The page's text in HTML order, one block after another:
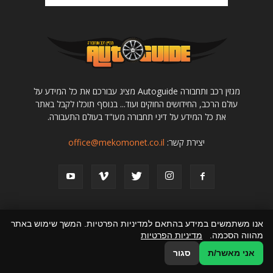
מגזין רכב ותחבורה Autoguide מציג עבורכם את כל המידע על
עולם הרכב, החידושים החוקים ועוד... בנוסף תוכלו לקבל באתר
את כל המידע על דיני תחבורה מעו"ד בעולם התעבורה.
יצירת קשר: office@mekomonet.co.il
מחפשים כותבים תמיכה פרסמו אצלנו
© כל הזכויות שמורות למגזין רכב ותחבורה - autoguide.co.il
אנו משתמשים במידע בהתאם למדיניות הפרטיות. המשך שימוש באתר
מהווה הסכמה. מדיניות הפרטיות
אני מאשר/ת
סגור